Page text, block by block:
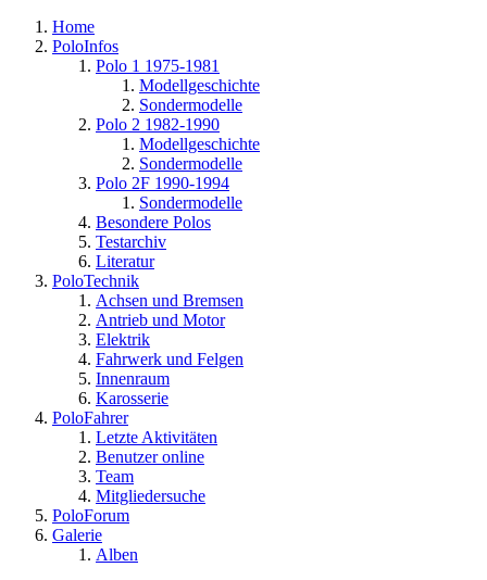
Home
PoloInfos
Polo 1 1975-1981
Modellgeschichte
Sondermodelle
Polo 2 1982-1990
Modellgeschichte
Sondermodelle
Polo 2F 1990-1994
Sondermodelle
Besondere Polos
Testarchiv
Literatur
PoloTechnik
Achsen und Bremsen
Antrieb und Motor
Elektrik
Fahrwerk und Felgen
Innenraum
Karosserie
PoloFahrer
Letzte Aktivitäten
Benutzer online
Team
Mitgliedersuche
PoloForum
Galerie
Alben